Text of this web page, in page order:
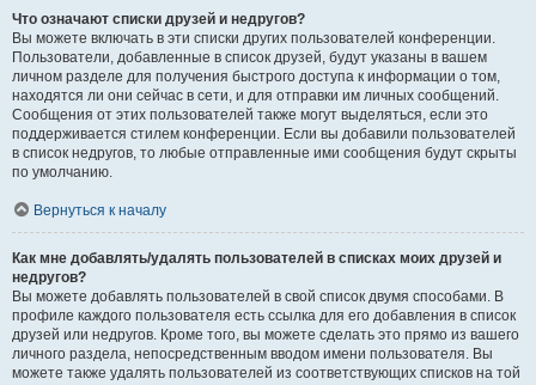
Что означают списки друзей и недругов?
Вы можете включать в эти списки других пользователей конференции.
Пользователи, добавленные в список друзей, будут указаны в вашем
личном разделе для получения быстрого доступа к информации о том,
находятся ли они сейчас в сети, и для отправки им личных сообщений.
Сообщения от этих пользователей также могут выделяться, если это
поддерживается стилем конференции. Если вы добавили пользователей
в список недругов, то любые отправленные ими сообщения будут скрыты
по умолчанию.
Вернуться к началу
Как мне добавлять/удалять пользователей в списках моих друзей и
недругов?
Вы можете добавлять пользователей в свой список двумя способами. В
профиле каждого пользователя есть ссылка для его добавления в список
друзей или недругов. Кроме того, вы можете сделать это прямо из вашего
личного раздела, непосредственным вводом имени пользователя. Вы
можете также удалять пользователей из соответствующих списков на той